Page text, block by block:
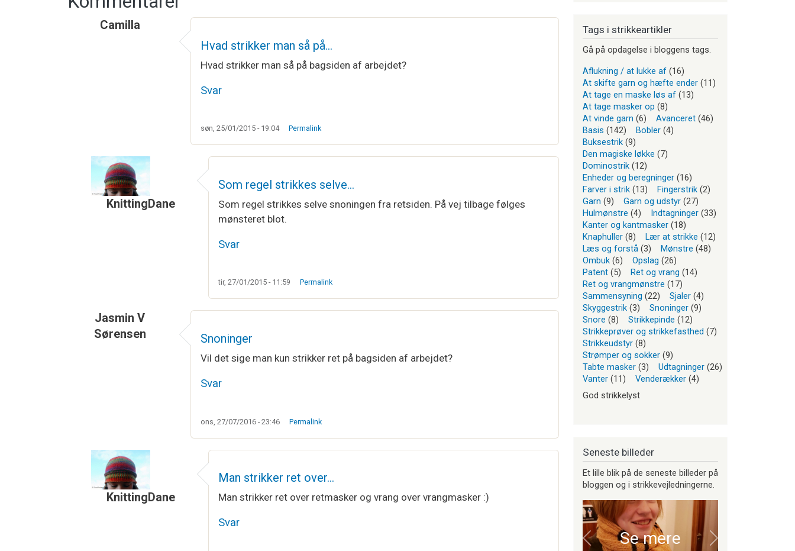
Camilla
Hvad strikker man så på…
Hvad strikker man så på bagsiden af arbejdet?
Svar
søn, 25/01/2015 - 19:04 Permalink
KnittingDane
Hvad strikker man så på…af
Som regel strikkes selve…
Som regel strikkes selve snoningen fra retsiden. På vej tilbage følges
mønsteret blot.
Svar
tir, 27/01/2015 - 11:59 Permalink
Jasmin V
Sørensen
Snoninger
Vil det sige man kun strikker ret på bagsiden af arbejdet?
Svar
ons, 27/07/2016 - 23:46 Permalink
KnittingDane
Man strikker ret over…
Man strikker ret over retmasker og vrang over vrangmasker :)
Svar
Tags i strikkeartikler
Gå på opdagelse i bloggens tags.
Aflukning / at lukke af (16)
At skifte garn og hæfte ender (11)
At tage en maske løs af (13)
At tage masker op (8)
At vinde garn (6) Avanceret (46)
Basis (142) Bobler (4)
Buksestrik (9)
Den magiske løkke (7)
Dominostrik (12)
Enheder og beregninger (16)
Farver i strik (13) Fingerstrik (2)
Garn (9) Garn og udstyr (27)
Hulmønstre (4) Indtagninger (33)
Kanter og kantmasker (18)
Knaphuller (8) Lær at strikke (12)
Læs og forstå (3) Mønstre (48)
Ombuk (6) Opslag (26)
Patent (5) Ret og vrang (14)
Ret og vrangmønstre (17)
Sammensyning (22) Sjaler (4)
Skyggestrik (3) Snoninger (9)
Snore (8) Strikkepinde (12)
Strikkeprøver og strikkefasthed (7)
Strikkeudstyr (8)
Strømper og sokker (9)
Tabte masker (3) Udtagninger (26)
Vanter (11) Venderækker (4)
God strikkelyst
Seneste billeder
Et lille blik på de seneste billeder på
bloggen og i strikkevejledningerne.
Se mere
Forrige Næste